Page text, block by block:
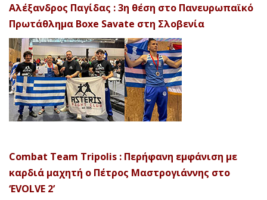
Αλέξανδρος Παγίδας : 3η θέση στο Πανευρωπαϊκό
Πρωτάθλημα Boxe Savate στη Σλοβενία
Combat Team Tripolis : Περήφανη εμφάνιση με
καρδιά μαχητή ο Πέτρος Μαστρογιάννης στο
‘EVOLVE 2’